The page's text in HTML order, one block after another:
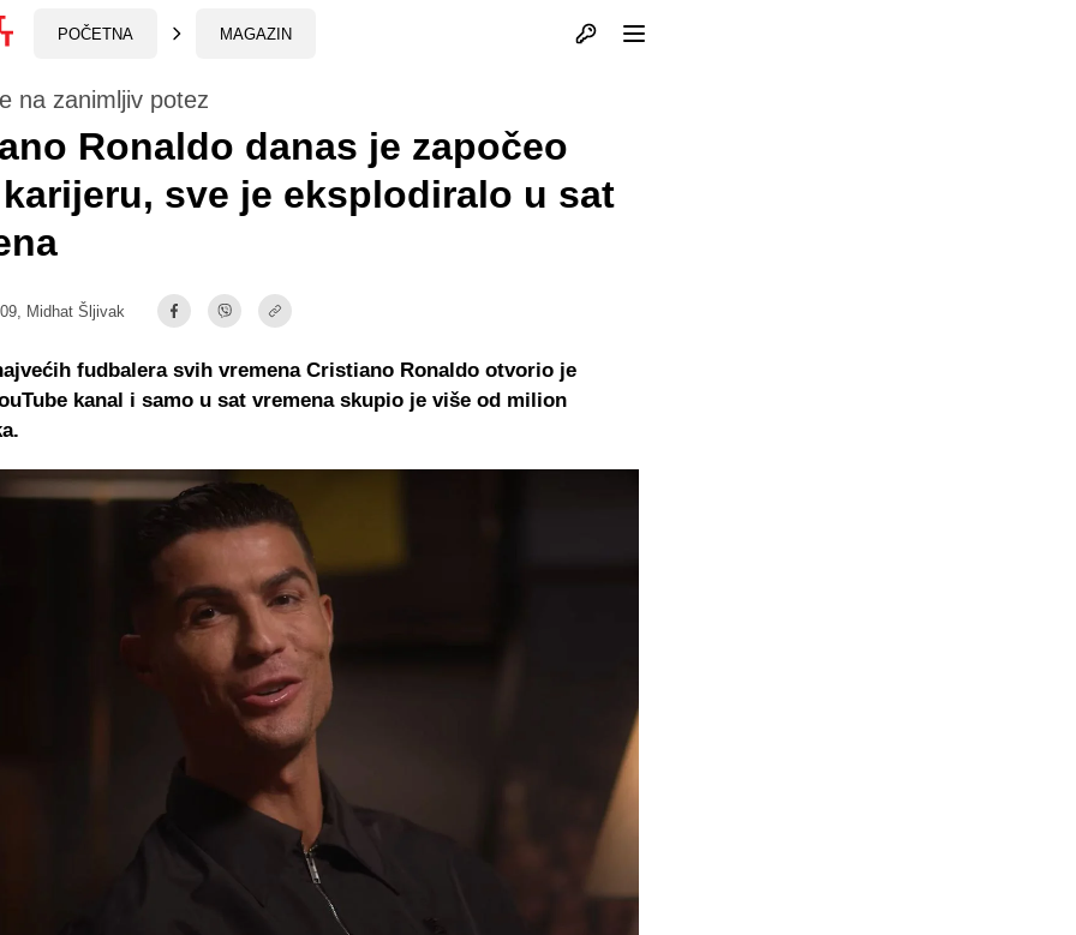
POČETNA MAGAZIN Otvori profil
na zanimljiv potez
Ronaldo danas je započeo
sve je eksplodiralo u sat
Midhat Šljivak
fudbalera svih vremena Cristiano Ronaldo otvorio je
kanal i samo u sat vremena skupio je više od milion